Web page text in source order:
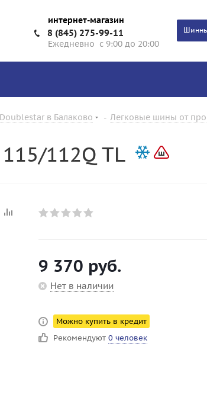
интернет-магазин
8 (845) 275-99-11
Ежедневно с 9:00 до 20:00
в Балаково - Легковые шины от
112Q TL
9 370 руб.
Нет в наличии
Можно купить в кредит
Рекомендуют 0 человек